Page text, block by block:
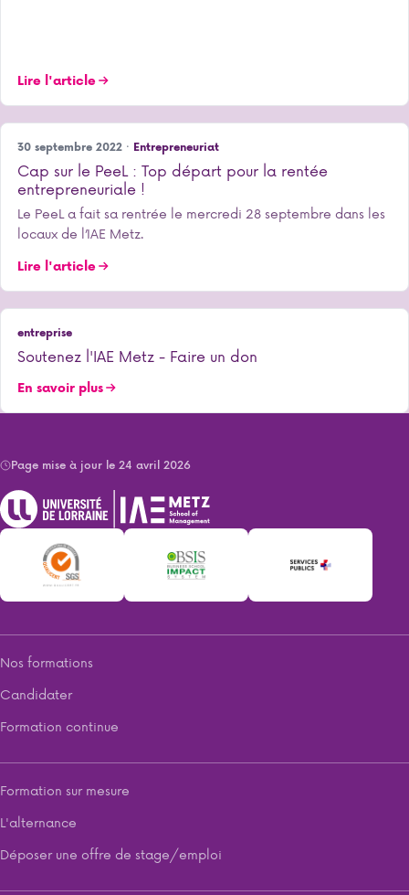
Lire l'article
30 septembre 2022 · Entrepreneuriat
Cap sur le PeeL : Top départ pour la rentée
entrepreneuriale !
Le PeeL a fait sa rentrée le mercredi 28 septembre dans les
locaux de l’IAE Metz.
Lire l'article
entreprise
Soutenez l'IAE Metz - Faire un don
En savoir plus
Page mise à jour le 24 avril 2026
Nos formations
Candidater
Formation continue
Formation sur mesure
L'alternance
Déposer une offre de stage/emploi